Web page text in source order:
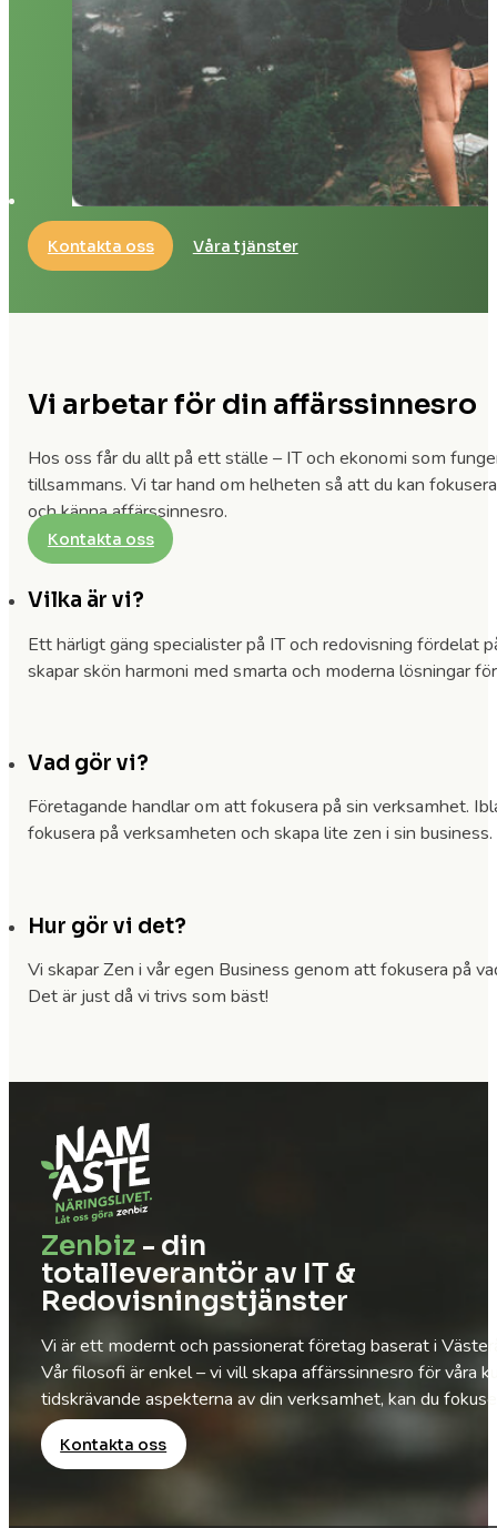
Kontakta oss Våra tjänster
Vi arbetar för din affärssinnesro
Hos oss får du allt på ett ställe – IT och ekonomi som
tillsammans. Vi tar hand om helheten så att du kan
och känna affärssinnesro.
Kontakta oss
Vilka är vi?
Ett härligt gäng specialister på IT och redovisning fördelat
skapar skön harmoni med smarta och moderna lösningar
Vad gör vi?
Företagande handlar om att fokusera på sin verksamhet.
fokusera på verksamheten och skapa lite zen i sin
Hur gör vi det?
Vi skapar Zen i vår egen Business genom att fokusera på
Det är just då vi trivs som bäst!
Zenbiz - din
totalleverantör av IT &
Redovisningstjänster
Vi är ett modernt och passionerat företag baserat i
Vår filosofi är enkel – vi vill skapa affärssinnesro för våra
tidskrävande aspekterna av din verksamhet, kan du
Kontakta oss